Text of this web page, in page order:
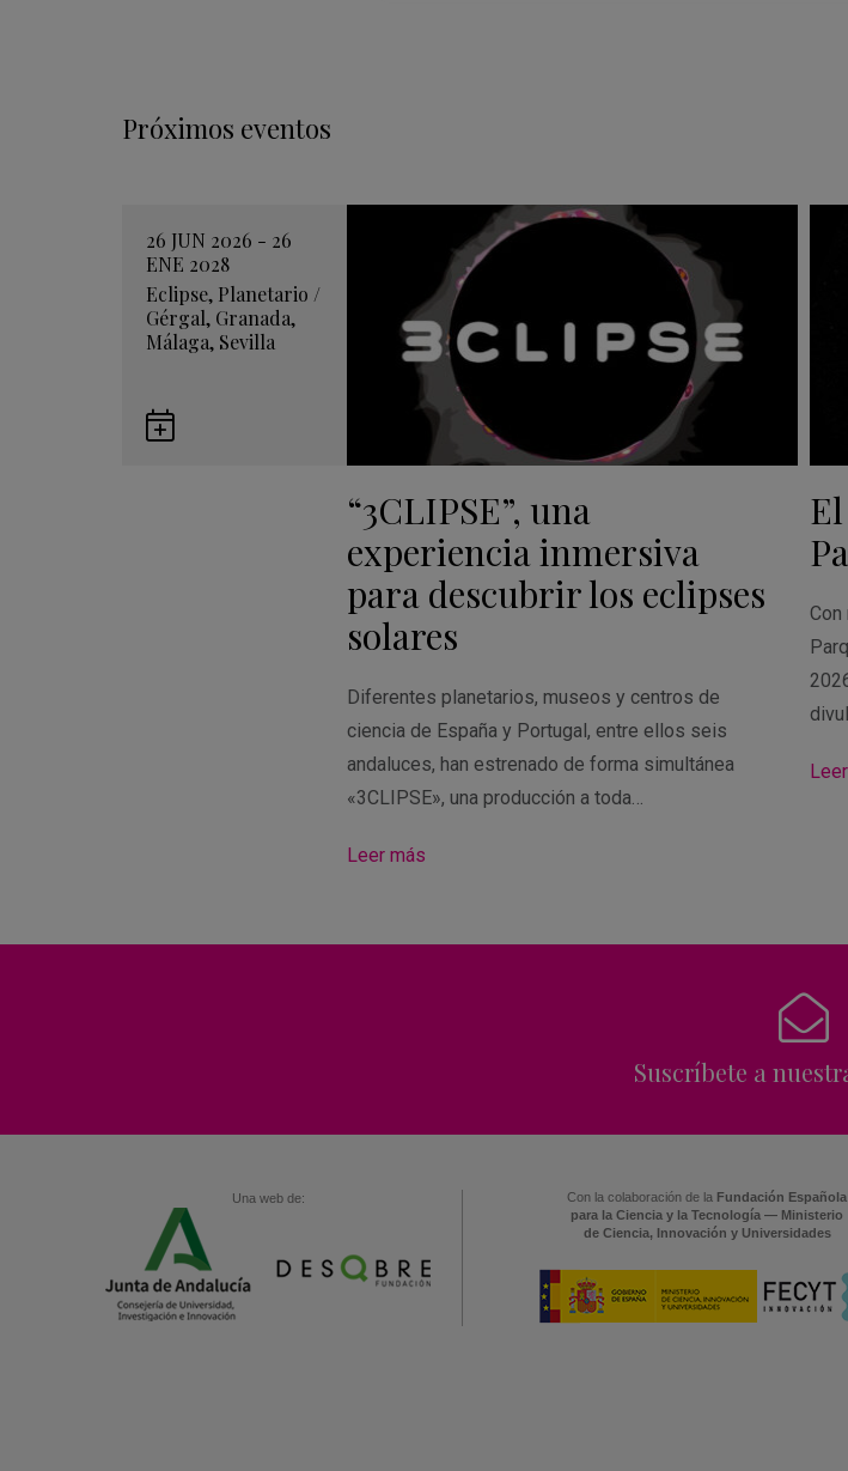
Próximos eventos
26 JUN 2026 - 26
ENE 2028
Eclipse, Planetario /
Gérgal, Granada,
Málaga, Sevilla
“3CLIPSE”, una
experiencia inmersiva
para descubrir los eclipses
solares
Diferentes planetarios, museos y centros de
ciencia de España y Portugal, entre ellos seis
andaluces, han estrenado de forma simultánea
«3CLIPSE», una producción a toda…
Leer más
Suscríbete a
Una web de: Con la colaboración de la Fundación Española
para la Ciencia y la Tecnología — Ministerio
de Ciencia, Innovación y Universidades